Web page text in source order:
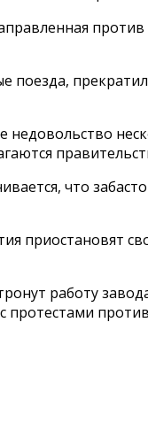
поезда,
что
приостановят
работу
протестами